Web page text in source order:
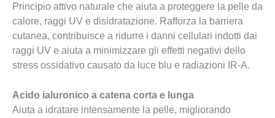
Principio attivo naturale che aiuta a proteggere la pelle da
calore, raggi UV e disidratazione. Rafforza la barriera
cutanea, contribuisce a ridurre i danni cellulari indotti dai
raggi UV e aiuta a minimizzare gli effetti negativi dello
stress ossidativo causato da luce blu e radiazioni IR-A.
Acido ialuronico a catena corta e lunga
Aiuta a idratare intensamente la pelle, migliorando